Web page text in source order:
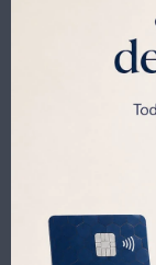
Métodos y
Productos